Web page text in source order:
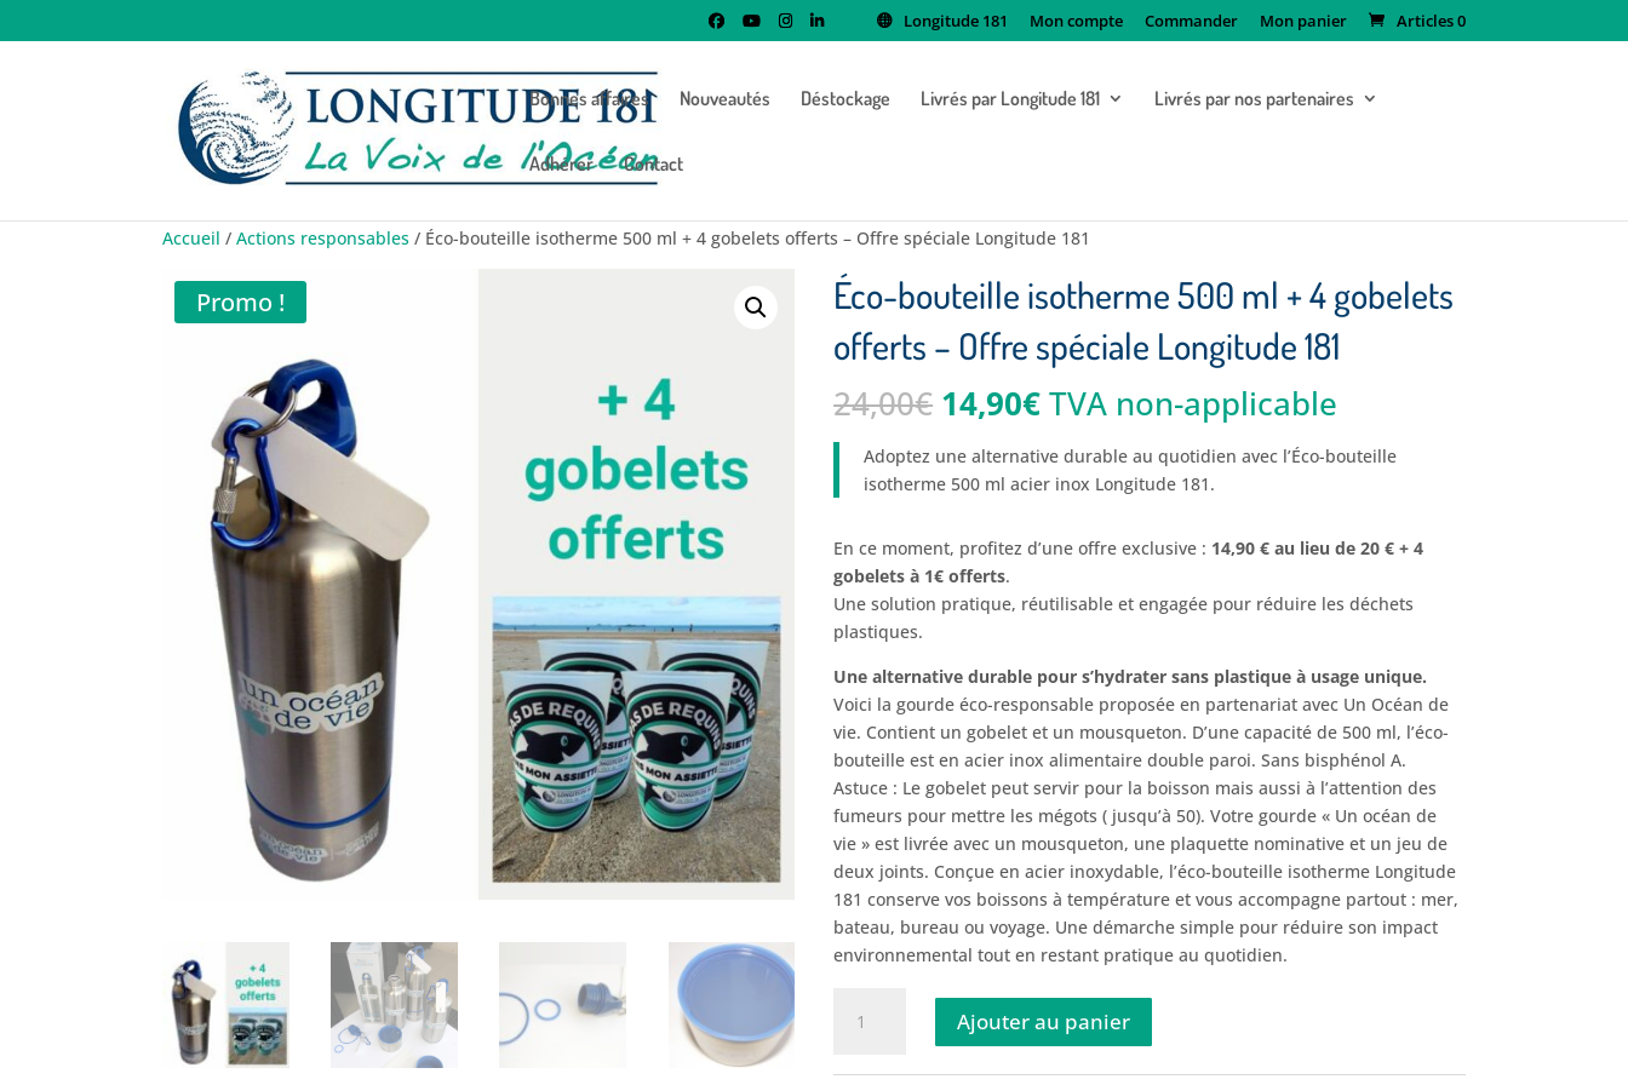
Longitude 181 Mon compte Commander Mon panier Articles 0
Bonnes affaires Nouveautés Déstockage Livrés par Longitude 181 Livrés par nos partenaires
Adhérer Contact
Accueil /Actions responsables / Éco-bouteille isotherme 500 ml + 4 gobelets offerts – Offre spéciale Longitude 181
Promo !
Éco-bouteille isotherme 500 ml + 4 gobelets
offerts – Offre spéciale Longitude 181
24,00€ Le
prix
initial
était :
14,90€Le
prix
actuel
est :
TVA non-applicable
Adoptez une alternative durable au quotidien avec l’Éco-bouteille
isotherme 500 ml acier inox Longitude 181.
En ce moment, profitez d’une offre exclusive : 14,90 € au lieu de 20 € + 4
gobelets à 1€ offerts.
Une solution pratique, réutilisable et engagée pour réduire les déchets
plastiques.
Une alternative durable pour s’hydrater sans plastique à usage unique.
Voici la gourde éco-responsable proposée en partenariat avec Un Océan de
vie. Contient un gobelet et un mousqueton. D’une capacité de 500 ml, l’éco-
bouteille est en acier inox alimentaire double paroi. Sans bisphénol A.
Astuce : Le gobelet peut servir pour la boisson mais aussi à l’attention des
fumeurs pour mettre les mégots ( jusqu’à 50). Votre gourde « Un océan de
vie » est livrée avec un mousqueton, une plaquette nominative et un jeu de
deux joints. Conçue en acier inoxydable, l’éco-bouteille isotherme Longitude
181 conserve vos boissons à température et vous accompagne partout : mer,
bateau, bureau ou voyage. Une démarche simple pour réduire son impact
environnemental tout en restant pratique au quotidien.
Ajouter au panier